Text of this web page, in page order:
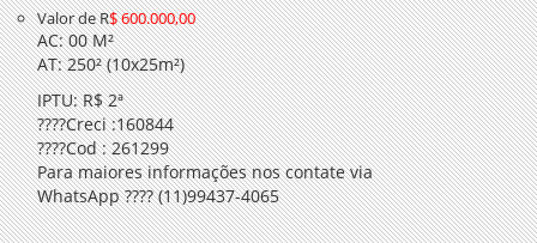
Valor de R$ 600.000,00
AC: 00 M²
AT: 250² (10x25m²)
IPTU: R$ 2ª
????Creci :160844
????Cod : 261299
Para maiores informações nos contate via
WhatsApp ???? (11)99437-4065